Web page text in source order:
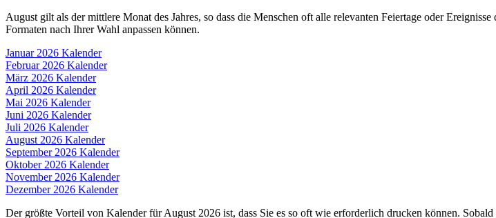
August gilt als der mittlere Monat des Jahres, so dass die Menschen oft alle relevanten Feiertage oder
Formaten nach Ihrer Wahl anpassen können.
Januar 2026 Kalender
Februar 2026 Kalender
März 2026 Kalender
April 2026 Kalender
Mai 2026 Kalender
Juni 2026 Kalender
Juli 2026 Kalender
August 2026 Kalender
September 2026 Kalender
Oktober 2026 Kalender
November 2026 Kalender
Dezember 2026 Kalender
Der größte Vorteil von Kalender für August 2026 ist, dass Sie es so oft wie erforderlich drucken können.